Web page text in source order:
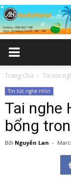
Trang Chủ Tin tức
Tin tức nghe nhìn
Tai nghe
bổng
Bởi Nguyễn Lan -